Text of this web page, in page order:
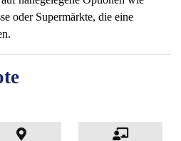
oder Supermärkte, die eine